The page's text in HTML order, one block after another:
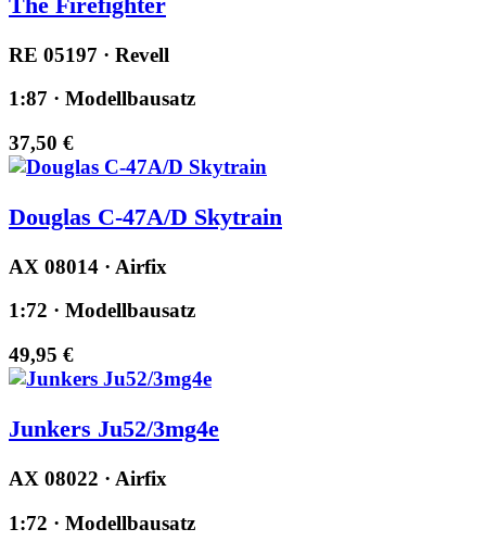
RE 05197 · Revell
1:87 · Modellbausatz
37,50 €
Douglas C-47A/D Skytrain
AX 08014 · Airfix
1:72 · Modellbausatz
49,95 €
Junkers Ju52/3mg4e
AX 08022 · Airfix
1:72 · Modellbausatz